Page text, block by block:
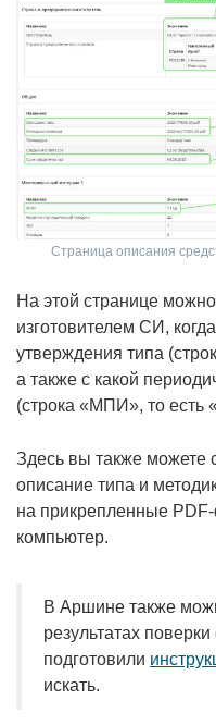
Страница описания
На этой странице можно
изготовителем СИ,
утверждения типа
а также с какой
(строка «МПИ», то есть
Здесь вы также можете
описание типа и
на прикрепленные
компьютер.
В Аршине также
результатах
подготовили
искать.